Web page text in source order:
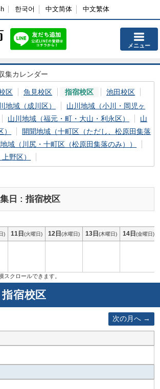
한국어 中文简体 中文繁体
メニュー
集カレンダー
区 魚見校区 指宿校区
池田校区
地域（成川区）
山川地域（小川・岡児ヶ
山川地域（福元・町・大山・利永区）
山
開聞地域（十町区（ただし、松原田集落
域（川尻・十町区（松原田集落のみ））
野区）
日 : 指宿校区
) 11日(火曜日) 12日(水曜日) 13日(木曜日) 14日(金曜日)
宿校区
次の月へ